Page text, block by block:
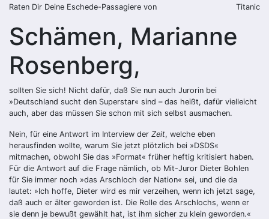
Raten Dir Deine Eschede-Passagiere von Titanic
Schämen, Marianne
Rosenberg,
sollten Sie sich! Nicht dafür, daß Sie nun auch Jurorin bei
»Deutschland sucht den Superstar« sind – das heißt, dafür vielleicht
auch, aber das müssen Sie schon mit sich selbst ausmachen.
Nein, für eine Antwort im Interview der Zeit, welche eben
herausfinden wollte, warum Sie jetzt plötzlich bei »DSDS«
mitmachen, obwohl Sie das »Format« früher heftig kritisiert haben.
Für die Antwort auf die Frage nämlich, ob Mit-Juror Dieter Bohlen
für Sie immer noch »das Arschloch der Nation« sei, und die da
lautet: »Ich hoffe, Dieter wird es mir verzeihen, wenn ich jetzt sage,
daß auch er älter geworden ist. Die Rolle des Arschlochs, wenn er
sie denn je bewußt gewählt hat, ist ihm sicher zu klein geworden.«